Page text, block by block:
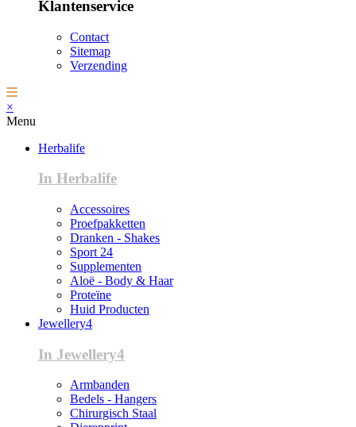
Klantenservice
Contact
Sitemap
Verzending
×
Menu
Herbalife
In Herbalife
Accessoires
Proefpakketten
Dranken - Shakes
Sport 24
Supplementen
Aloë - Body & Haar
Proteïne
Huid Producten
Jewellery4
In Jewellery4
Armbanden
Bedels - Hangers
Chirurgisch Staal